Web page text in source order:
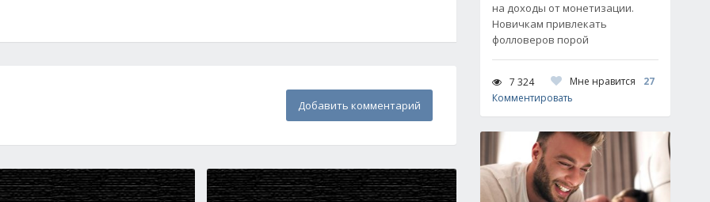
Добавить комментарий
на доходы от монетизации.
Новичкам привлекать
фолловеров порой
7 324 Мне нравится
27
Комментировать